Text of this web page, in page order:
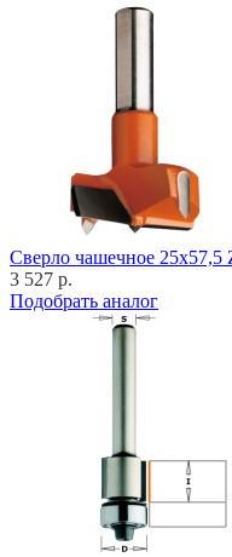
Cверло чашечное
3 527 р.
Подобрать аналог